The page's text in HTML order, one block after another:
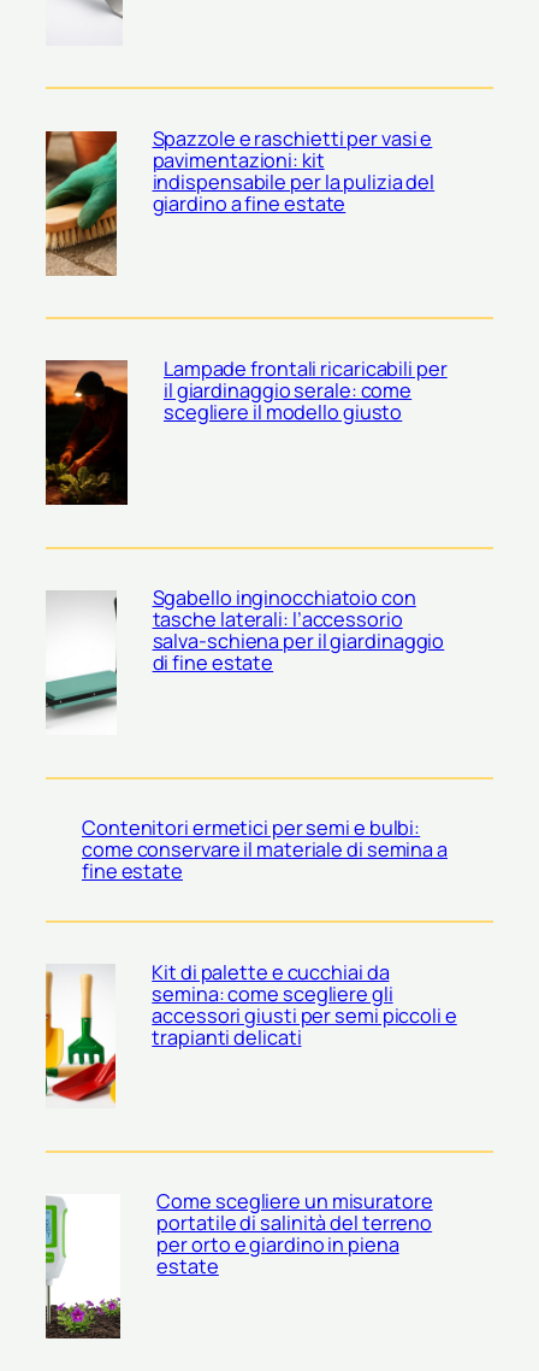
Spazzole e raschietti per vasi e
pavimentazioni: kit
indispensabile per la pulizia del
giardino a fine estate
Lampade frontali ricaricabili per
il giardinaggio serale: come
scegliere il modello giusto
Sgabello inginocchiatoio con
tasche laterali: l’accessorio
salva-schiena per il giardinaggio
di fine estate
Contenitori ermetici per semi e bulbi:
come conservare il materiale di semina a
fine estate
Kit di palette e cucchiai da
semina: come scegliere gli
accessori giusti per semi piccoli e
trapianti delicati
Come scegliere un misuratore
portatile di salinità del terreno
per orto e giardino in piena
estate